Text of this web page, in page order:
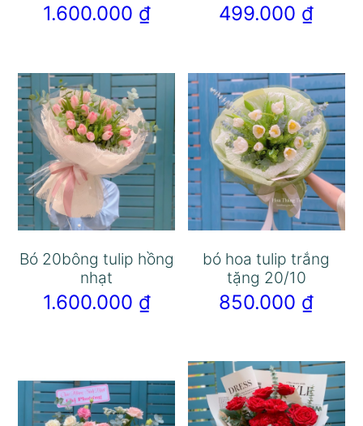
1.600.000 ₫ 499.000 ₫
Bó 20bông tulip hồng
nhạt
1.600.000 ₫
bó hoa tulip trắng
tặng 20/10
850.000 ₫